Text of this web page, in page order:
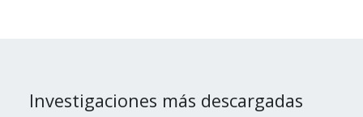
Investigaciones más descargadas